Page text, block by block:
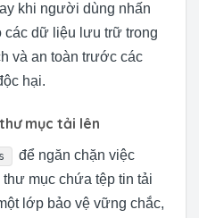
khi người dùng nhấn
các dữ liệu lưu trữ trong
và an toàn trước các
hại.
mục tải lên
để ngăn chặn việc
mục chứa tệp tin tải
lớp bảo vệ vững chắc,